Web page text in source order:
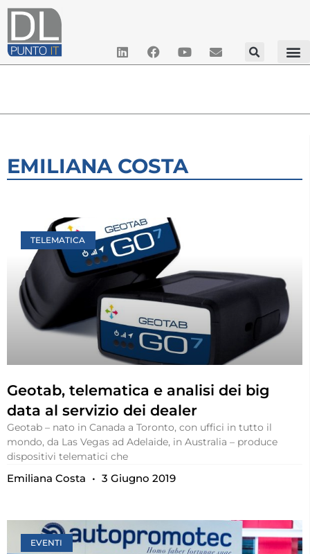
EMILIANA COSTA
TELEMATICA
Geotab, telematica e analisi dei big
data al servizio dei dealer
Geotab – nato in Canada a Toronto, con uffici in tutto il
mondo, da Las Vegas ad Adelaide, in Australia – produce
dispositivi telematici che
Emiliana Costa 3 Giugno 2019
EVENTI